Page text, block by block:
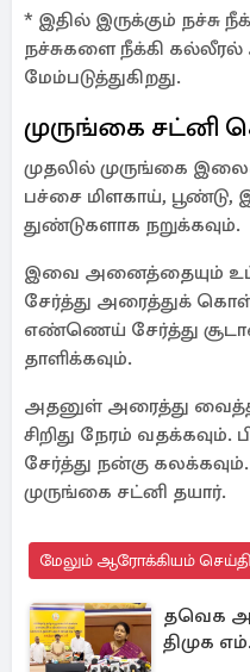
* இதில் இருக்கும் நச்சு
நச்சுகளை நீக்கி
மேம்படுத்துகிறது.
முருங்கை சட்னி
முதலில் முருங்கை
பச்சை மிளகாய், பூண்டு,
துண்டுகளாக நறுக்கவும்.
இவை அனைத்தையும்
சேர்த்து அரைத்துக்
எண்ணெய் சேர்த்து
தாளிக்கவும்.
அதனுள் அரைத்து
சிறிது நேரம் வதக்கவும்.
சேர்த்து நன்கு
முருங்கை சட்னி தயார்.
மேலும் ஆரோக்கியம்
தவெக
திமுக